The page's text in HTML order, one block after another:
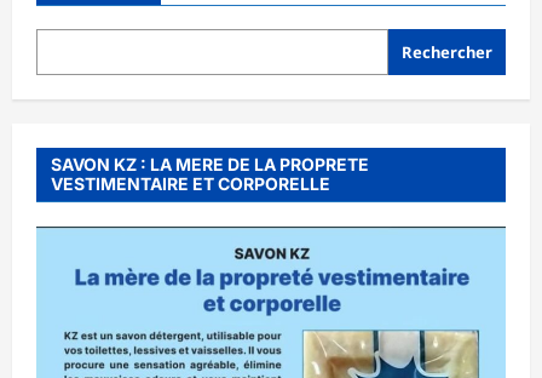
Rechercher
SAVON KZ : LA MERE DE LA PROPRETE
VESTIMENTAIRE ET CORPORELLE